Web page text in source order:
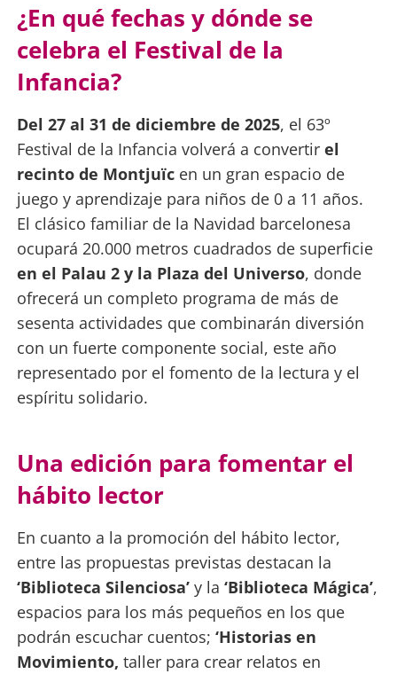
¿En qué fechas y dónde se
celebra el Festival de la
Infancia?
Del 27 al 31 de diciembre de 2025, el 63º
Festival de la Infancia volverá a convertir el
recinto de Montjuïc en un gran espacio de
juego y aprendizaje para niños de 0 a 11 años.
El clásico familiar de la Navidad barcelonesa
ocupará 20.000 metros cuadrados de superficie
en el Palau 2 y la Plaza del Universo, donde
ofrecerá un completo programa de más de
sesenta actividades que combinarán diversión
con un fuerte componente social, este año
representado por el fomento de la lectura y el
espíritu solidario.
Una edición para fomentar el
hábito lector
En cuanto a la promoción del hábito lector,
entre las propuestas previstas destacan la
‘Biblioteca Silenciosa’ y la ‘Biblioteca Mágica’,
espacios para los más pequeños en los que
podrán escuchar cuentos; ‘Historias en
Movimiento, taller para crear relatos en